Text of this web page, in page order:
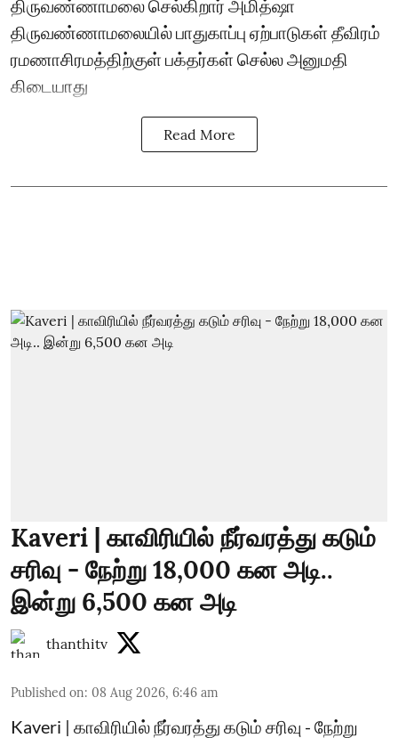
திருவண்ணாமலை செல்கிறார் அமித்ஷா
திருவண்ணாமலையில் பாதுகாப்பு ஏற்பாடுகள் தீவிரம்
ரமணாசிரமத்திற்குள் பக்தர்கள் செல்ல அனுமதி
கிடையாது
Read More
Kaveri | காவிரியில் நீர்வரத்து கடும்
சரிவு - நேற்று 18,000 கன அடி..
இன்று 6,500 கன அடி
thanthitv
Published on: 08 Aug 2026, 6:46 am
Kaveri | காவிரியில் நீர்வரத்து கடும் சரிவு - நேற்று